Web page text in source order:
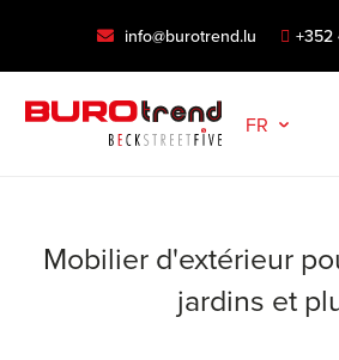
info@burotrend.lu +352
FR
Mobilier d'extérieur
jardins et